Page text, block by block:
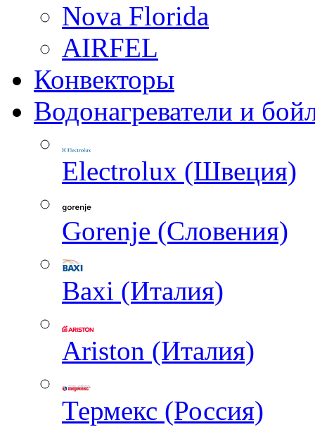
Nova Florida
AIRFEL
Конвекторы
Водонагреватели и
Electrolux (Швеция)
Gorenje (Словения)
Baxi (Италия)
Ariston (Италия)
Термекс (Россия)